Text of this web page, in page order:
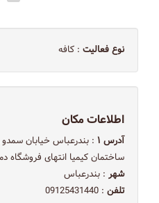
نوع فعالیت : کافه
اطلاعات مکان
آدرس ۱
: بندرعباس خیابان سمدو
ساختمان کیمیا انتهای فروشگاه
شهر : بندرعباس
تلفن : 09125431440